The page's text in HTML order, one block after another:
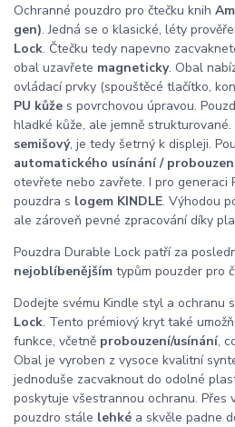
Ochranné pouzdro pro čtečku knih
gen). Jedná se o klasické, léty
Lock. Čtečku tedy napevno
obal uzavřete magneticky. Obal
ovládací prvky (spouštěcé tlačítko,
PU kůže s povrchovou úpravou.
hladké kůže, ale jemně
semišový, je tedy šetrný k displeji.
automatického usínání /
otevřete nebo zavřete. I pro generaci
pouzdra s logem KINDLE. Výhodou
ale zároveň pevné zpracování díky
Pouzdra Durable Lock patří za
nejoblíbenějším typům pouzder pro
Dodejte svému Kindle styl a ochranu
Lock. Tento prémiový kryt také
funkce, včetně probouzení/usínání,
Obal je vyroben z vysoce kvalitní
jednoduše zacvaknout do odolné
poskytuje všestrannou ochranu. Přes
pouzdro stále lehké a skvěle padne